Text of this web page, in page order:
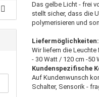
Das gelbe Licht - frei
stellt sicher, dass die
polymerisieren und
Liefermöglichkeiten:
Wir liefern die Leuchte
- 30 Watt / 120 cm -50
Kundenspezifische
Auf Kundenwunsch
Schalter, Sensorik -